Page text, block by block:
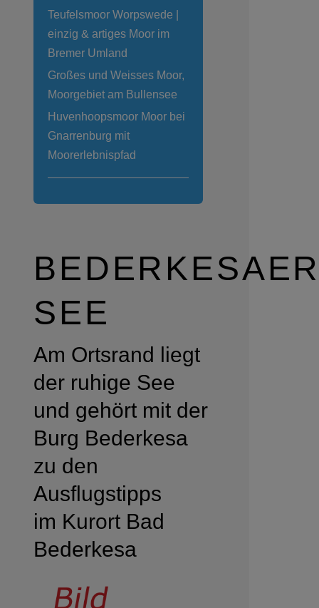
Teufelsmoor Worpswede |
einzig & artiges Moor im
Bremer Umland
Großes und Weisses Moor,
Moorgebiet am Bullensee
Huvenhoopsmoor Moor bei
Gnarrenburg mit
Moorerlebnispfad
SEE
Am Ortsrand liegt
der ruhige See
und gehört mit der
Burg Bederkesa
zu den
Ausflugstipps
im Kurort Bad
Bederkesa